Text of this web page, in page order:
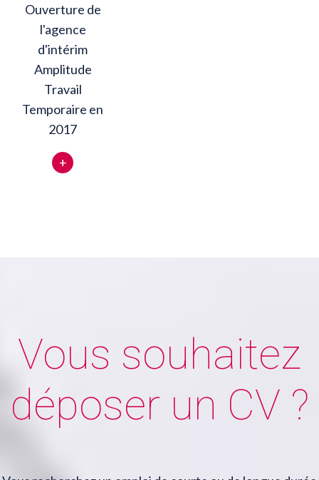
Ouverture de
l'agence
d'intérim
Amplitude
Travail
Temporaire en
2017
+
Vous souhaitez
déposer un CV ?